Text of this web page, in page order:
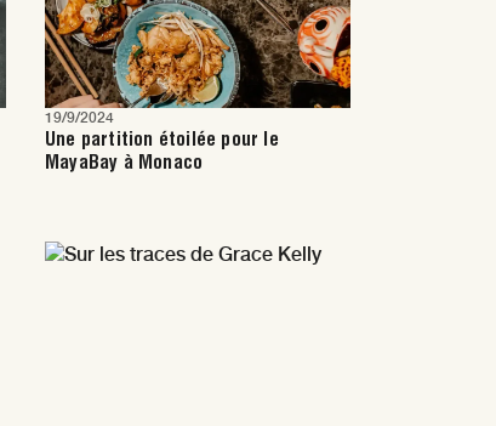
19/9/2024
Une partition étoilée pour le
MayaBay à Monaco